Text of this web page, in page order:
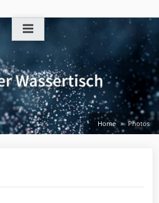
Home Photos